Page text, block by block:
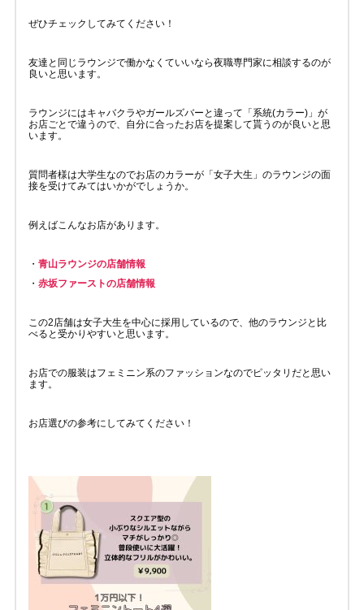
ぜひチェックしてみてください！
友達と同じラウンジで働かなくていいなら夜職専門家に相談するのが
良いと思います。
ラウンジにはキャバクラやガールズバーと違って「系統(カラー)」が
お店ごとで違うので、自分に合ったお店を提案して貰うのが良いと思
います。
質問者様は大学生なのでお店のカラーが「女子大生」のラウンジの面
接を受けてみてはいかがでしょうか。
例えばこんなお店があります。
・ 青山ラウンジの店舗情報
・ 赤坂ファーストの店舗情報
この2店舗は女子大生を中心に採用しているので、他のラウンジと比
べると受かりやすいと思います。
お店での服装はフェミニン系のファッションなのでピッタリだと思い
ます。
お店選びの参考にしてみてください！